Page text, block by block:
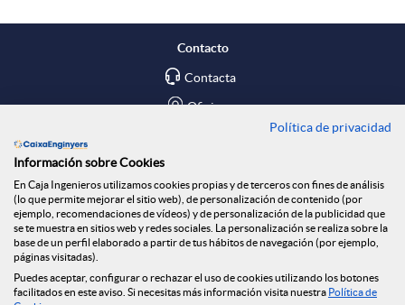
Contacto
Contacta
Oficinas
Blog
Social
Seguridad Online
Política de privacidad
Información sobre Cookies
En Caja Ingenieros utilizamos cookies propias y de terceros con fines de análisis
(lo que permite mejorar el sitio web), de personalización de contenido (por
ejemplo, recomendaciones de vídeos) y de personalización de la publicidad que
se te muestra en sitios web y redes sociales. La personalización se realiza sobre la
base de un perfil elaborado a partir de tus hábitos de navegación (por ejemplo,
páginas visitadas).
Puedes aceptar, configurar o rechazar el uso de cookies utilizando los botones
facilitados en este aviso. Si necesitas más información visita nuestra Política de